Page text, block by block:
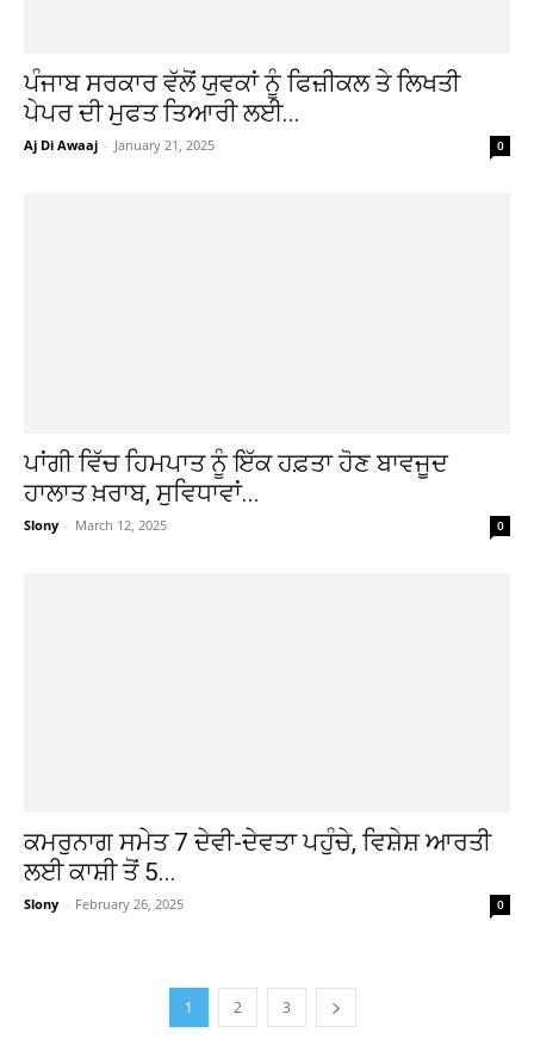
ਪੰਜਾਬ ਸਰਕਾਰ ਵੱਲੋਂ ਯੁਵਕਾਂ ਨੂੰ ਫਿਜ਼ੀਕਲ ਤੇ ਲਿਖਤੀ
ਪੇਪਰ ਦੀ ਮੁਫਤ ਤਿਆਰੀ ਲਈ...
Aj Di Awaaj - January 21, 2025 0
ਪਾਂਗੀ ਵਿੱਚ ਹਿਮਪਾਤ ਨੂੰ ਇੱਕ ਹਫ਼ਤਾ ਹੋਣ ਬਾਵਜੂਦ
ਹਾਲਾਤ ਖ਼ਰਾਬ, ਸੁਵਿਧਾਵਾਂ...
Slony - March 12, 2025 0
ਕਮਰੁਨਾਗ ਸਮੇਤ 7 ਦੇਵੀ-ਦੇਵਤਾ ਪਹੁੰਚੇ, ਵਿਸ਼ੇਸ਼ ਆਰਤੀ
ਲਈ ਕਾਸ਼ੀ ਤੋਂ 5...
Slony - February 26, 2025 0
1 2 3